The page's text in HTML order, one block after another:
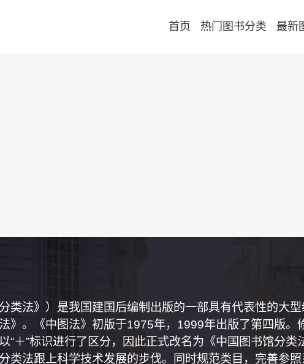
首页 热门图书分类 最新
类法》）是我国建国后编制出版的一部具有代表性的大
》。《中图法》初版于1975年，1999年出版了第四版。
＋”标识进行了区分，因此正式改名为《中国图书馆分类
类法跟上科学技术发展的步伐。同时规范类目，完善参